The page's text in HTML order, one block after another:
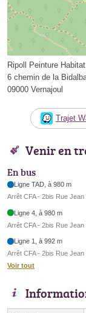
Ripoll Peinture Habitat
6 chemin de la
09000 Vernajoul
Trajet
Venir en
En bus
Ligne TAD, à 980 m
Arrêt CFA - 2bis Rue Jean
Ligne 4, à 980 m
Arrêt CFA - 2bis Rue Jean
Ligne 1, à 992 m
Arrêt CFA - 2bis Rue Jean
Voir tout